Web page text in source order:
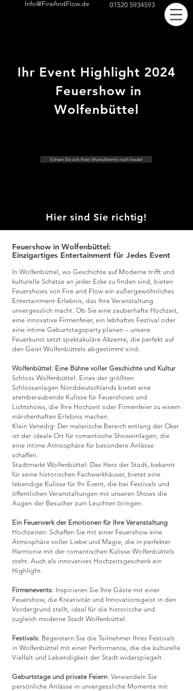
Info@FireAndFlow.de 01520 5934593
Ihr Event Highlight 2024
Feuershow in
Wolfenbüttel
Sichern Sie sich Ihren Wunschtermin noch heute!
Hier sind Sie richtig!
Feuershow in Wolfenbüttel:
Einzigartiges Entertainment für Jedes Event
In Wolfenbüttel, wo Geschichte auf Moderne trifft und
kulturelle Schätze an jeder Ecke zu finden sind, bieten
Feuershows von Fire and Flow ein außergewöhnliches
Entertainment-Erlebnis, das Ihre Veranstaltung
unvergesslich macht. Ob Sie eine zauberhafte Hochzeit,
eine innovative Firmenfeier, ein lebhaftes Festival oder
eine intime Geburtstagsparty planen – unsere
Feuerkunst setzt spektakuläre Akzente, die perfekt auf
den Geist Wolfenbüttels abgestimmt sind.
Wolfenbüttel: Eine Bühne voller Geschichte und Kultur
Schloss Wolfenbüttel: Eines der größten
Schlossanlagen Norddeutschlands bietet eine
atemberaubende Kulisse für Feuershows und
Lichtshows, die Ihre Hochzeit oder Firmenfeier zu einem
märchenhaften Erlebnis machen.
Klein Venedig: Der malerische Bereich entlang der Oker
ist der ideale Ort für romantische Showeinlagen, die
eine intime Atmosphäre für besondere Anlässe
schaffen.
Stadtmarkt Wolfenbüttel: Das Herz der Stadt, bekannt
für seine historischen Fachwerkhäuser, bietet eine
lebendige Kulisse für Ihr Event, die bei Festivals und
öffentlichen Veranstaltungen mit unseren Shows die
Augen der Besucher zum Leuchten bringen.
Ein Feuerwerk der Emotionen für Ihre Veranstaltung
Hochzeiten: Schaffen Sie mit einer Feuershow eine
Atmosphäre voller Liebe und Magie, die in perfekter
Harmonie mit der romantischen Kulisse Wolfenbüttels
steht. Auch als innovatives Hochzeitsgeschenk ein
Highlight.
Firmenevents: Inspirieren Sie Ihre Gäste mit einer
Feuershow, die Kreativität und Innovationsgeist in den
Vordergrund stellt, ideal für die historische und
zugleich moderne Stadt Wolfenbüttel.
Festivals: Begeistern Sie die Teilnehmer Ihres Festivals
in Wolfenbüttel mit einer Performance, die die kulturelle
Vielfalt und Lebendigkeit der Stadt widerspiegelt.
Geburtstage und private Feiern: Verwandeln Sie
persönliche Anlässe in unvergessliche Momente mit